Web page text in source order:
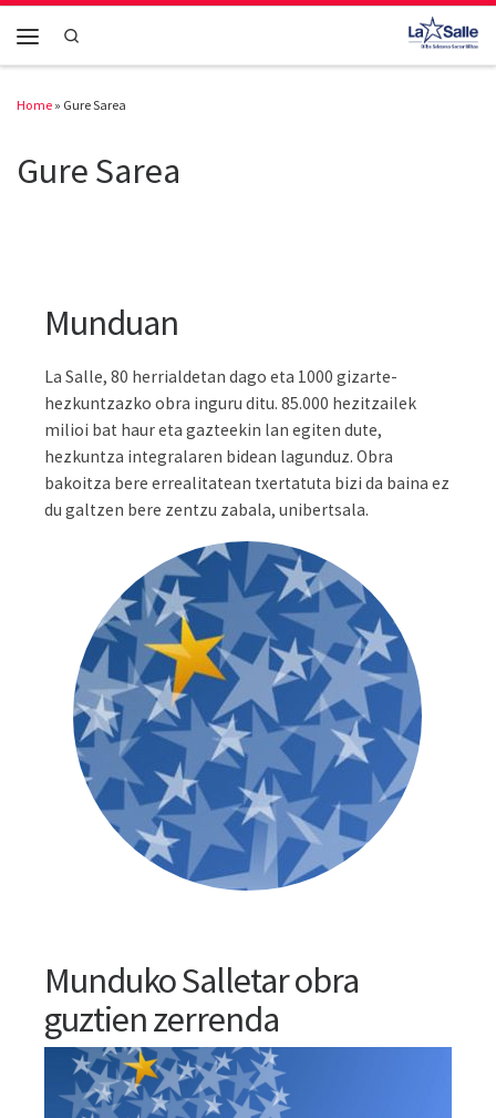
Skip to content
Home » Gure Sarea
Gure Sarea
Munduan
La Salle, 80 herrialdetan dago eta 1000 gizarte-
hezkuntzazko obra inguru ditu. 85.000 hezitzailek
milioi bat haur eta gazteekin lan egiten dute,
hezkuntza integralaren bidean lagunduz. Obra
bakoitza bere errealitatean txertatuta bizi da baina ez
du galtzen bere zentzu zabala, unibertsala.
Munduko Salletar obra
guztien zerrenda